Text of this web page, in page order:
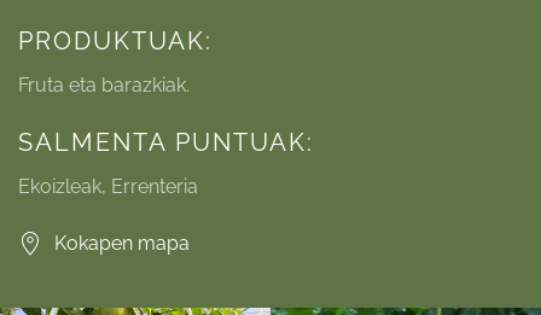
PRODUKTUAK:
Fruta eta barazkiak.
SALMENTA PUNTUAK:
Ekoizleak, Errenteria
Kokapen mapa